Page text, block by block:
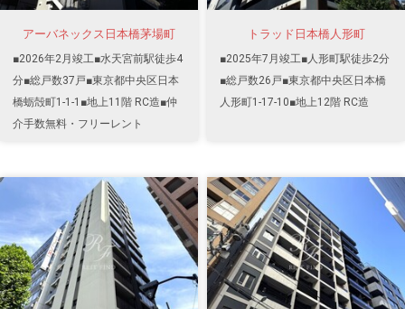
アーバネックス日本橋茅場町
■2026年2月竣工■水天宮前駅徒歩4
分■総戸数37戸■東京都中央区日本
橋蛎殻町1-1-1■地上11階 RC造■仲
介手数無料・フリーレント
トラッド日本橋人形町
■2025年7月竣工■人形町駅徒歩2分
■総戸数26戸■東京都中央区日本橋
人形町1-17-10■地上12階 RC造